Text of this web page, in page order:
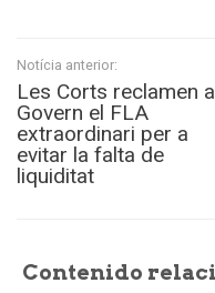
Notícia anterior:
Les Corts reclamen
Govern el FLA
extraordinari per a
evitar la falta de
liquiditat
Contenido